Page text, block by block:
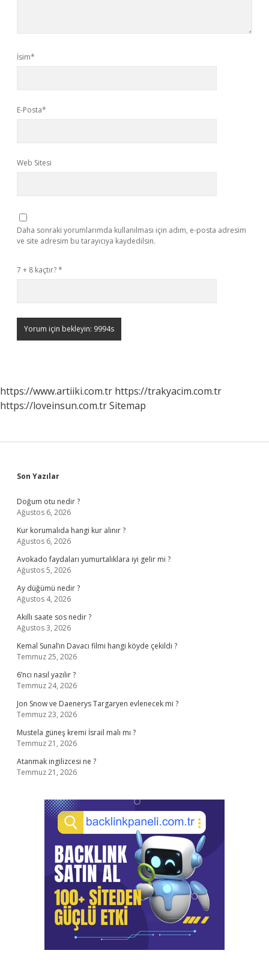
İsim*
E-Posta*
Web Sitesi
Daha sonraki yorumlarımda kullanılması için adım, e-posta adresim
ve site adresim bu tarayıcıya kaydedilsin.
7 + 8 kaçtır?*
https://www.artiiki.com.tr https://trakyacim.com.tr
https://loveinsun.com.trSitemap
Sidebar
Son Yazılar
Doğum otu nedir ?
Ağustos 6, 2026
Kur korumalıda hangi kur alınır ?
Ağustos 6, 2026
Avokado faydaları yumurtalıklara iyi gelir mi ?
Ağustos 5, 2026
Ay düğümü nedir ?
Ağustos 4, 2026
Akıllı saate sos nedir ?
Ağustos 3, 2026
Kemal Sunal’ın Davacı filmi hangi köyde çekildi ?
Temmuz 25, 2026
6’ncı nasıl yazılır ?
Temmuz 24, 2026
Jon Snow ve Daenerys Targaryen evlenecek mi ?
Temmuz 23, 2026
Mustela güneş kremi İsrail malı mı ?
Temmuz 21, 2026
Atanmak ingilizcesi ne ?
Temmuz 21, 2026